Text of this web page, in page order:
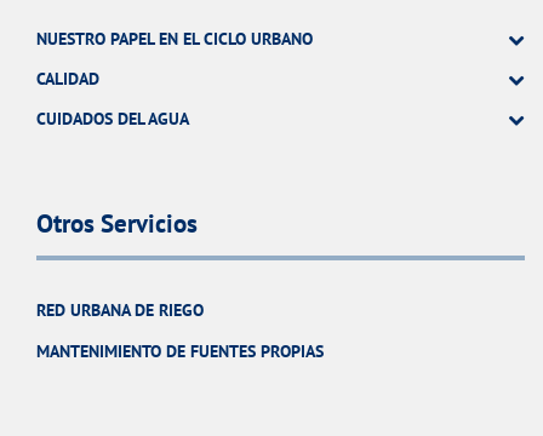
NUESTRO PAPEL EN EL CICLO URBANO
CALIDAD
CUIDADOS DEL AGUA
Otros Servicios
RED URBANA DE RIEGO
MANTENIMIENTO DE FUENTES PROPIAS